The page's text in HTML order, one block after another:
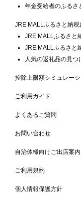
年金受給者のふるさ
JRE MALLふるさと納税
JRE MALLふるさと
JRE MALLふるさと
人気の返礼品の見つ
控除上限額シミュレー
ご利用ガイド
よくあるご質問
お問い合わせ
自治体様向けご出店案内
ご利用規約
個人情報保護方針